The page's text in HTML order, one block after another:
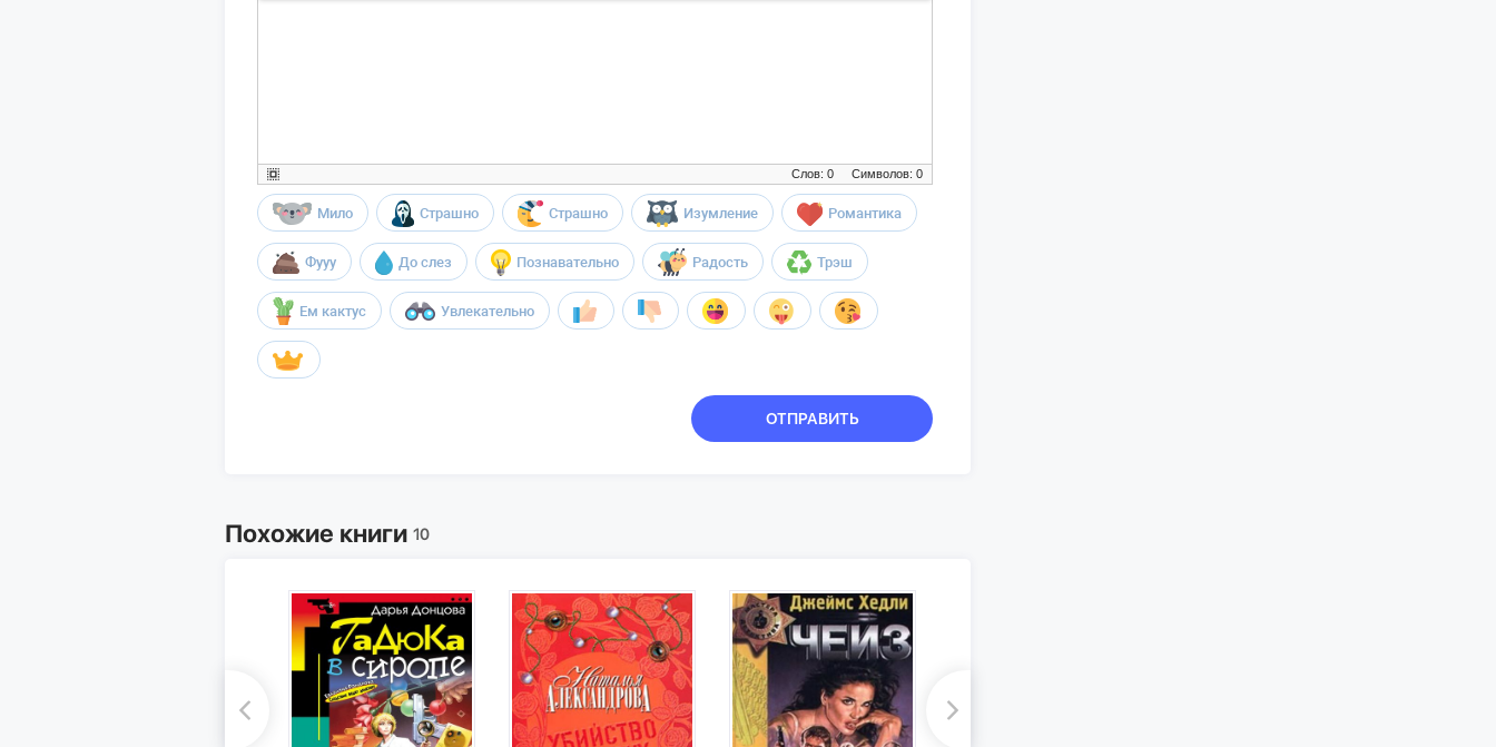
Символов: 0
Слов: 0
Мило Страшно Страшно Изумление Романтика
Фууу До слез Познавательно Радость Трэш
Ем кактус Увлекательно
ОТПРАВИТЬ
Похожие книги 10